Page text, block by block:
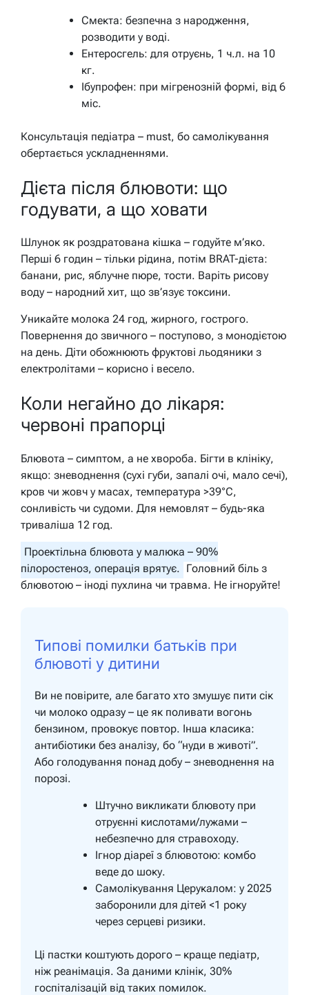
Смекта: безпечна з народження,
розводити у воді.
Ентеросгель: для отруєнь, 1 ч.л. на 10
кг.
Ібупрофен: при мігренозній формі, від 6
міс.
Консультація педіатра – must, бо самолікування
обертається ускладненнями.
Дієта після блювоти: що
годувати, а що ховати
Шлунок як роздратована кішка – годуйте м’яко.
Перші 6 годин – тільки рідина, потім BRAT-дієта:
банани, рис, яблучне пюре, тости. Варіть рисову
воду – народний хит, що зв’язує токсини.
Уникайте молока 24 год, жирного, гострого.
Повернення до звичного – поступово, з монодієтою
на день. Діти обожнюють фруктові льодяники з
електролітами – корисно і весело.
Коли негайно до лікаря:
червоні прапорці
Блювота – симптом, а не хвороба. Бігти в клініку,
якщо: зневоднення (сухі губи, запалі очі, мало сечі),
кров чи жовч у масах, температура >39°C,
сонливість чи судоми. Для немовлят – будь-яка
триваліша 12 год.
Проектільна блювота у малюка – 90%
пілоростеноз, операція врятує.
Головний біль з
блювотою – іноді пухлина чи травма. Не ігноруйте!
Типові помилки батьків при
блювоті у дитини
Ви не повірите, але багато хто змушує пити сік
чи молоко одразу – це як поливати вогонь
бензином, провокує повтор. Інша класика:
антибіотики без аналізу, бо “нуди в животі”.
Або голодування понад добу – зневоднення на
порозі.
Штучно викликати блювоту при
отруєнні кислотами/лужами –
небезпечно для стравоходу.
Ігнор діареї з блювотою: комбо
веде до шоку.
Самолікування Церукалом: у 2025
заборонили для дітей <1 року
через серцеві ризики.
Ці пастки коштують дорого – краще педіатр,
ніж реанімація. За даними клінік, 30%
госпіталізацій від таких помилок.